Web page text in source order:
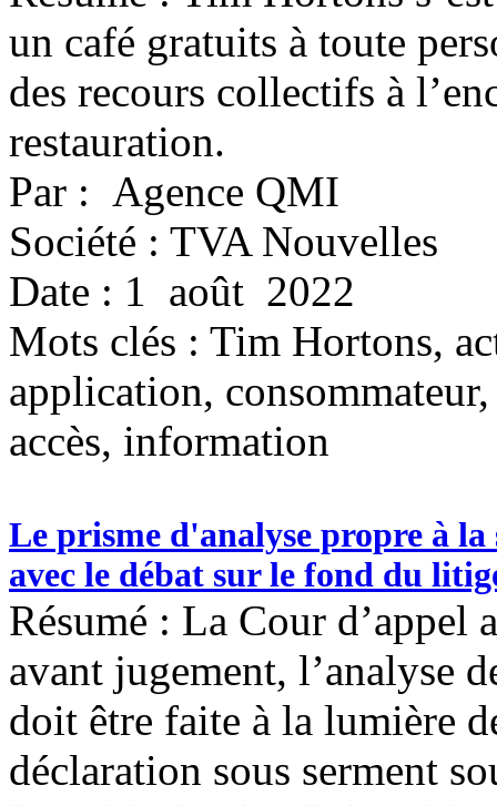
un café gratuits à toute
des recours collectifs à
restauration.
Par : Agence QMI
Société : TVA Nouvelles
Date : 1 août 2022
Mots clés : Tim Hortons,
application,
accès, information
Le prisme d'analyse propre à
avec le débat sur le fond du
Résumé : La Cour d’appel
avant jugement, l’analyse
doit être faite à la lumière
déclaration sous serment